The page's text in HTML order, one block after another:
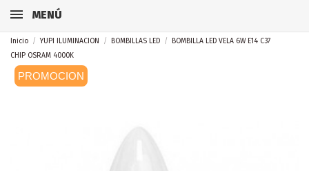
MENÚ
Inicio YUPI ILUMINACION BOMBILLAS LED
BOMBILLA LED VELA 6W E14 C37
CHIP OSRAM 4000K
PROMOCION